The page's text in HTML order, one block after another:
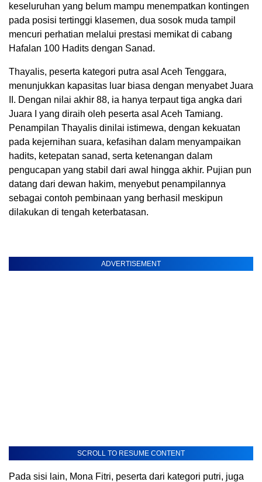
keseluruhan yang belum mampu menempatkan kontingen
pada posisi tertinggi klasemen, dua sosok muda tampil
mencuri perhatian melalui prestasi memikat di cabang
Hafalan 100 Hadits dengan Sanad.
Thayalis, peserta kategori putra asal Aceh Tenggara,
menunjukkan kapasitas luar biasa dengan menyabet Juara
II. Dengan nilai akhir 88, ia hanya terpaut tiga angka dari
Juara I yang diraih oleh peserta asal Aceh Tamiang.
Penampilan Thayalis dinilai istimewa, dengan kekuatan
pada kejernihan suara, kefasihan dalam menyampaikan
hadits, ketepatan sanad, serta ketenangan dalam
pengucapan yang stabil dari awal hingga akhir. Pujian pun
datang dari dewan hakim, menyebut penampilannya
sebagai contoh pembinaan yang berhasil meskipun
dilakukan di tengah keterbatasan.
ADVERTISEMENT
SCROLL TO RESUME CONTENT
Pada sisi lain, Mona Fitri, peserta dari kategori putri, juga